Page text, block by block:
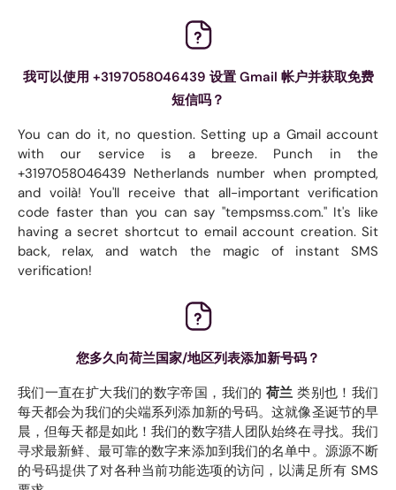
我可以使用 +3197058046439 设置 Gmail 帐户并获取免费
短信吗？
You can do it, no question. Setting up a Gmail account
with our service is a breeze. Punch in the
+3197058046439 Netherlands number when prompted,
and voilà! You'll receive that all-important verification
code faster than you can say "tempsmss.com." It's like
having a secret shortcut to email account creation. Sit
back, relax, and watch the magic of instant SMS
verification!
您多久向荷兰国家/地区列表添加新号码？
我们一直在扩大我们的数字帝国，我们的荷兰 类别也！我们
每天都会为我们的尖端系列添加新的号码。这就像圣诞节的早
晨，但每天都是如此！我们的数字猎人团队始终在寻找。我们
寻求最新鲜、最可靠的数字来添加到我们的名单中。源源不断
的号码提供了对各种当前功能选项的访问，以满足所有 SMS